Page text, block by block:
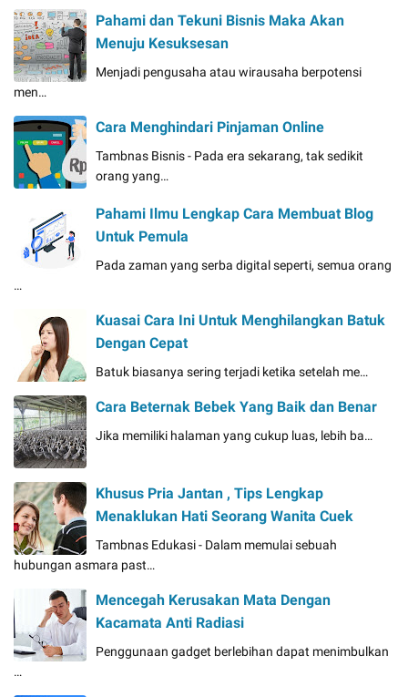
Pahami dan Tekuni Bisnis Maka Akan
Menuju Kesuksesan
Menjadi pengusaha atau wirausaha berpotensi
men…
Cara Menghindari Pinjaman Online
Tambnas Bisnis - Pada era sekarang, tak sedikit
orang yang…
Pahami Ilmu Lengkap Cara Membuat Blog
Untuk Pemula
Pada zaman yang serba digital seperti, semua orang
…
Kuasai Cara Ini Untuk Menghilangkan Batuk
Dengan Cepat
Batuk biasanya sering terjadi ketika setelah me…
Cara Beternak Bebek Yang Baik dan Benar
Jika memiliki halaman yang cukup luas, lebih ba…
Khusus Pria Jantan , Tips Lengkap
Menaklukan Hati Seorang Wanita Cuek
Tambnas Edukasi - Dalam memulai sebuah
hubungan asmara past…
Mencegah Kerusakan Mata Dengan
Kacamata Anti Radiasi
Penggunaan gadget berlebihan dapat menimbulkan
…